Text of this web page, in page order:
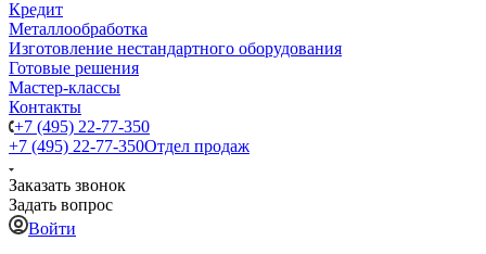
Кредит
Металлообработка
Изготовление нестандартного оборудования
Готовые решения
Мастер-классы
Контакты
+7 (495) 22-77-350
+7 (495) 22-77-350Отдел продаж
Заказать звонок
Задать вопрос
Войти